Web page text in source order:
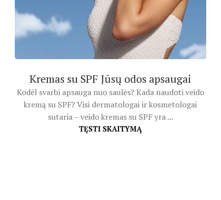
Kremas su SPF Jūsų odos apsaugai
Kodėl svarbi apsauga nuo saulės? Kada naudoti veido
kremą su SPF? Visi dermatologai ir kosmetologai
sutaria – veido kremas su SPF yra ...
TĘSTI SKAITYMĄ